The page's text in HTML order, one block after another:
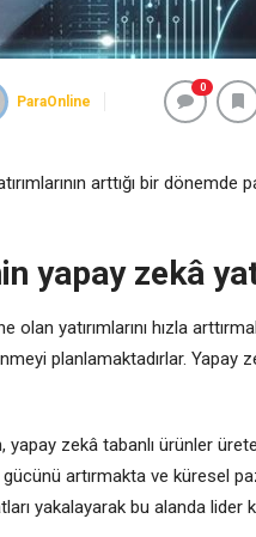
ParaOnline
0
arttığı bir dönemde
yapay zekâ
olan yatırımlarını hızla
planlamaktadırlar. Yapay
yapay zekâ tabanlı ürünler
artırmakta ve küresel
yakalayarak bu alanda lider